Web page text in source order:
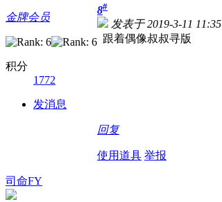
金牌会员
积分
1772
发消息
8#
发表于 2019-3-11 11:35
跟着偶像叔叔寻版
回复
使用道具 举报
司命FY